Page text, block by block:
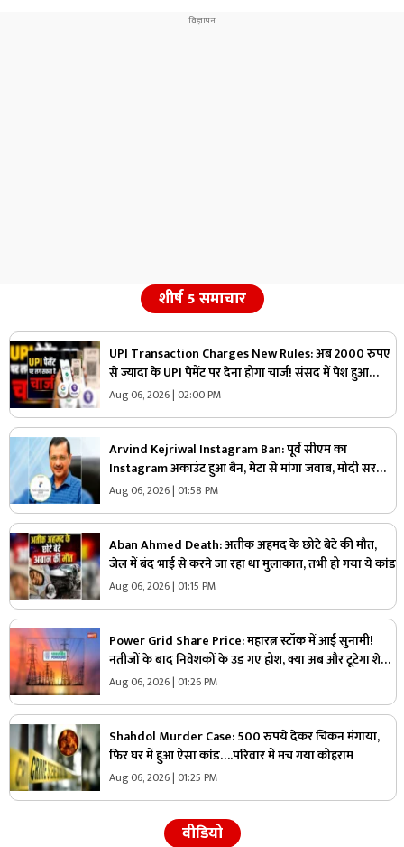
शीर्ष 5 समाचार
UPI Transaction Charges New Rules: अब 2000 रुपए
से ज्यादा के UPI पेमेंट पर देना होगा चार्ज! संसद में पेश हुआ
प्रस्ताव, जानिए कितने पैसे देने होंगे एक्सट्रा
Aug 06, 2026 | 02:00 PM
Arvind Kejriwal Instagram Ban: पूर्व सीएम का
Instagram अकाउंट हुआ बैन, मेटा से मांगा जवाब, मोदी सरकार
पर लगाया ये आरोप
Aug 06, 2026 | 01:58 PM
Aban Ahmed Death: अतीक अहमद के छोटे बेटे की मौत,
जेल में बंद भाई से करने जा रहा था मुलाकात, तभी हो गया ये कांड
Aug 06, 2026 | 01:15 PM
Power Grid Share Price: महारत्न स्टॉक में आई सुनामी!
नतीजों के बाद निवेशकों के उड़ गए होश, क्या अब और टूटेगा शेयर
या करेगी वापसी?
Aug 06, 2026 | 01:26 PM
Shahdol Murder Case: 500 रुपये देकर चिकन मंगाया,
फिर घर में हुआ ऐसा कांड….परिवार में मच गया कोहराम
Aug 06, 2026 | 01:25 PM
वीडियो